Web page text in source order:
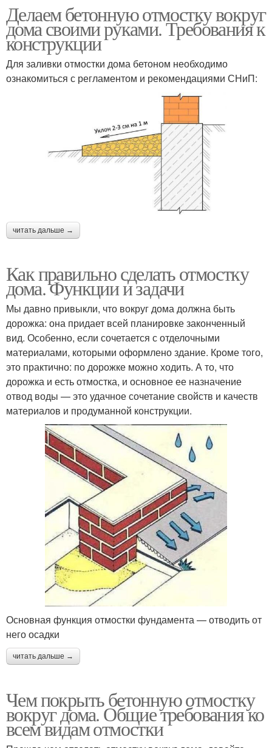
Делаем бетонную отмостку вокруг
дома своими руками. Требования к
конструкции
Для заливки отмостки дома бетоном необходимо
ознакомиться с регламентом и рекомендациями СНиП:
читать дальше →
Как правильно сделать отмостку
дома. Функции и задачи
Мы давно привыкли, что вокруг дома должна быть
дорожка: она придает всей планировке законченный
вид. Особенно, если сочетается с отделочными
материалами, которыми оформлено здание. Кроме того,
это практично: по дорожке можно ходить. А то, что
дорожка и есть отмостка, и основное ее назначение
отвод воды — это удачное сочетание свойств и качеств
материалов и продуманной конструкции.
Основная функция отмостки фундамента — отводить от
него осадки
читать дальше →
Чем покрыть бетонную отмостку
вокруг дома. Общие требования ко
всем видам отмостки